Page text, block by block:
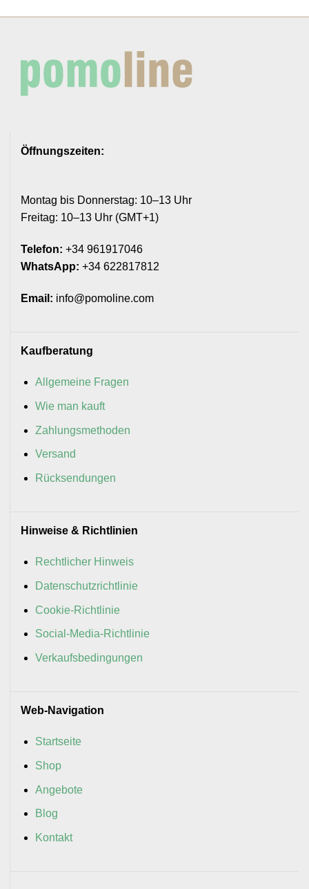
Öffnungszeiten:
Montag bis Donnerstag: 10–13 Uhr
Freitag: 10–13 Uhr (GMT+1)
Telefon: +34 961917046
WhatsApp: +34 622817812
Email: info@pomoline.com
Kaufberatung
Allgemeine Fragen
Wie man kauft
Zahlungsmethoden
Versand
Rücksendungen
Hinweise & Richtlinien
Rechtlicher Hinweis
Datenschutzrichtlinie
Cookie-Richtlinie
Social-Media-Richtlinie
Verkaufsbedingungen
Web-Navigation
Startseite
Shop
Angebote
Blog
Kontakt